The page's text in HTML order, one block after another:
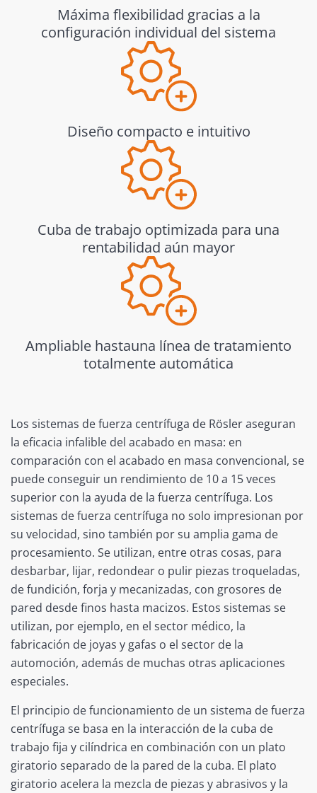
Máxima flexibilidad gracias a la
configuración individual del sistema
Diseño compacto e intuitivo
Cuba de trabajo optimizada para una
rentabilidad aún mayor
Ampliable hastauna línea de tratamiento
totalmente automática
Los sistemas de fuerza centrífuga de Rösler aseguran
la eficacia infalible del acabado en masa: en
comparación con el acabado en masa convencional, se
puede conseguir un rendimiento de 10 a 15 veces
superior con la ayuda de la fuerza centrífuga. Los
sistemas de fuerza centrífuga no solo impresionan por
su velocidad, sino también por su amplia gama de
procesamiento. Se utilizan, entre otras cosas, para
desbarbar, lijar, redondear o pulir piezas troqueladas,
de fundición, forja y mecanizadas, con grosores de
pared desde finos hasta macizos. Estos sistemas se
utilizan, por ejemplo, en el sector médico, la
fabricación de joyas y gafas o el sector de la
automoción, además de muchas otras aplicaciones
especiales.
El principio de funcionamiento de un sistema de fuerza
centrífuga se basa en la interacción de la cuba de
trabajo fija y cilíndrica en combinación con un plato
giratorio separado de la pared de la cuba. El plato
giratorio acelera la mezcla de piezas y abrasivos y la